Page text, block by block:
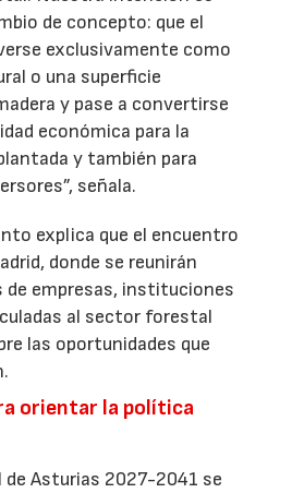
de concepto: que el
exclusivamente como
o una superficie
y pase a convertirse
económica para la
y también para
señala.
explica que el encuentro
donde se reunirán
empresas, instituciones
al sector forestal
las oportunidades que
orientar la política
de Asturias 2027-2041 se